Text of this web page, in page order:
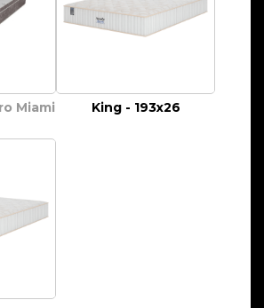
Miami
King - 193x26